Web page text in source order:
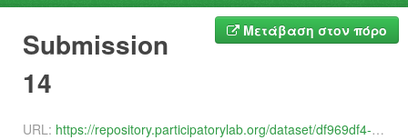
Σχετικά
Μετάβαση στον πόρο
Submission
14
URL: https://repository.participatorylab.org/dataset/df969df4-d812-4d5c-8d59-0032f1bb291e/resource/31c8d5b0-b404-40ae-aee6-1a41cfff9724/download/14.pdf